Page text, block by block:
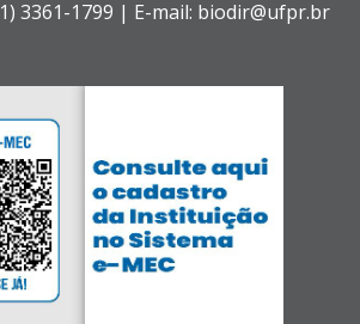
3361-1799 | E-mail: biodir@ufpr.br